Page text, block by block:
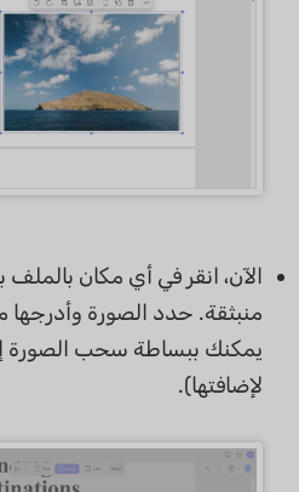
الآن، انقر في أي مكان بالملف
منبثقة. حدد الصورة
لإضافتها).